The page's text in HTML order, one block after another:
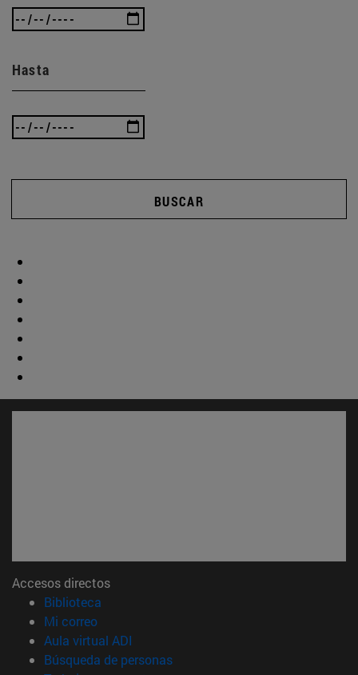
Hasta
BUSCAR
Accesos directos
Biblioteca
Mi correo(abre en nueva ventana)
Aula virtual ADI
Búsqueda de personas(abre en nueva ventana)